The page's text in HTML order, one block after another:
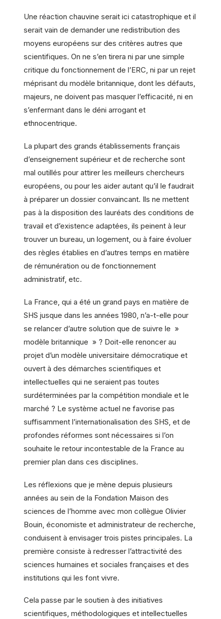
Une réaction chauvine serait ici catastrophique et il
serait vain de demander une redistribution des
moyens européens sur des critères autres que
scientifiques. On ne s’en tirera ni par une simple
critique du fonctionnement de l’ERC, ni par un rejet
méprisant du modèle britannique, dont les défauts,
majeurs, ne doivent pas masquer l’efficacité, ni en
s’enfermant dans le déni arrogant et
ethnocentrique.
La plupart des grands établissements français
d’enseignement supérieur et de recherche sont
mal outillés pour attirer les meilleurs chercheurs
européens, ou pour les aider autant qu’il le faudrait
à préparer un dossier convaincant. Ils ne mettent
pas à la disposition des lauréats des conditions de
travail et d’existence adaptées, ils peinent à leur
trouver un bureau, un logement, ou à faire évoluer
des règles établies en d’autres temps en matière
de rémunération ou de fonctionnement
administratif, etc.
La France, qui a été un grand pays en matière de
SHS jusque dans les années 1980, n’a-t-elle pour
se relancer d’autre solution que de suivre le »
modèle britannique » ? Doit-elle renoncer au
projet d’un modèle universitaire démocratique et
ouvert à des démarches scientifiques et
intellectuelles qui ne seraient pas toutes
surdéterminées par la compétition mondiale et le
marché ? Le système actuel ne favorise pas
suffisamment l’internationalisation des SHS, et de
profondes réformes sont nécessaires si l’on
souhaite le retour incontestable de la France au
premier plan dans ces disciplines.
Les réflexions que je mène depuis plusieurs
années au sein de la Fondation Maison des
sciences de l’homme avec mon collègue Olivier
Bouin, économiste et administrateur de recherche,
conduisent à envisager trois pistes principales. La
première consiste à redresser l’attractivité des
sciences humaines et sociales françaises et des
institutions qui les font vivre.
Cela passe par le soutien à des initiatives
scientifiques, méthodologiques et intellectuelles